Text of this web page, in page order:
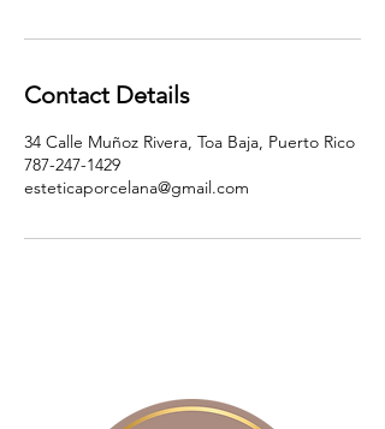
Contact Details
34 Calle Muñoz Rivera, Toa Baja, Puerto Rico
787-247-1429
esteticaporcelana@gmail.com